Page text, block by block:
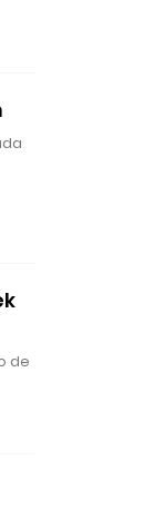
de